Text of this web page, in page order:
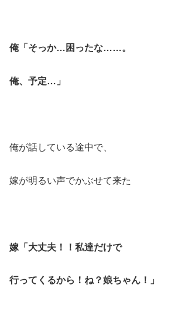
俺「そっか…困ったな……。
俺、予定…」
俺が話している途中で、
嫁が明るい声でかぶせて来た
嫁「大丈夫！！私達だけで
行ってくるから！ね？娘ちゃん！」